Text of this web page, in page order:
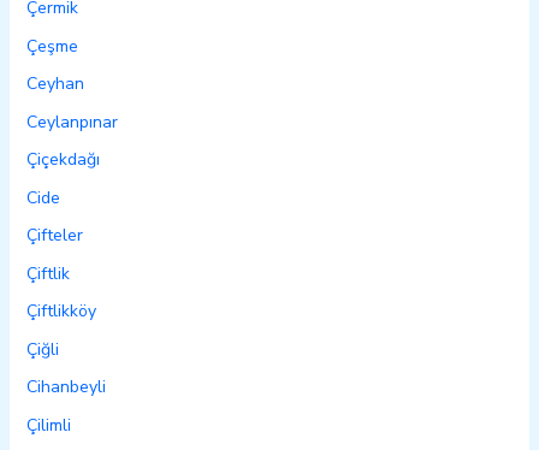
Çermik
Çeşme
Ceyhan
Ceylanpınar
Çiçekdağı
Cide
Çifteler
Çiftlik
Çiftlikköy
Çiğli
Cihanbeyli
Çilimli